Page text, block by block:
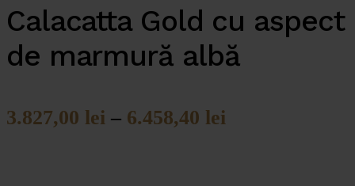
Calacatta Gold cu aspect
de marmură albă
3.827,00 lei – 6.458,40 lei